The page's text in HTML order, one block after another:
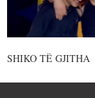
SHIKO TË GJITHA